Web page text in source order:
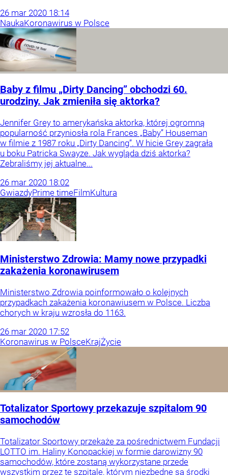
26 mar 2020 18:14
NaukaKoronawirus w Polsce
Baby z filmu „Dirty Dancing” obchodzi 60.
urodziny. Jak zmieniła się aktorka?
Jennifer Grey to amerykańska aktorka, której ogromną
popularność przyniosła rola Frances „Baby” Houseman
w filmie z 1987 roku „Dirty Dancing”. W hicie Grey zagrała
u boku Patricka Swayze. Jak wygląda dziś aktorka?
Zebraliśmy jej aktualne...
26 mar 2020 18:02
GwiazdyPrime timeFilmKultura
Ministerstwo Zdrowia: Mamy nowe przypadki
zakażenia koronawirusem
Ministerstwo Zdrowia poinformowało o kolejnych
przypadkach zakażenia koronawiusem w Polsce. Liczba
chorych w kraju wzrosła do 1163.
26 mar 2020 17:52
Koronawirus w PolsceKrajŻycie
Totalizator Sportowy przekazuje szpitalom 90
samochodów
Totalizator Sportowy przekaże za pośrednictwem Fundacji
LOTTO im. Haliny Konopackiej w formie darowizny 90
samochodów, które zostaną wykorzystane przede
wszystkim przez te szpitale, którym niezbędne są środki